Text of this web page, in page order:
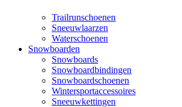
Trailrunschoenen
Sneeuwlaarzen
Waterschoenen
Snowboarden
Snowboards
Snowboardbindingen
Snowboardschoenen
Wintersportaccessoires
Sneeuwkettingen